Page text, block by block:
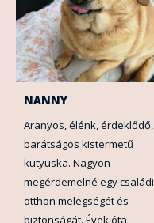
NANNY
Aranyos, élénk, érdeklődő,
barátságos kistermetű
kutyuska. Nagyon
megérdemelné egy családi
otthon melegségét és
biztonságát. Évek óta